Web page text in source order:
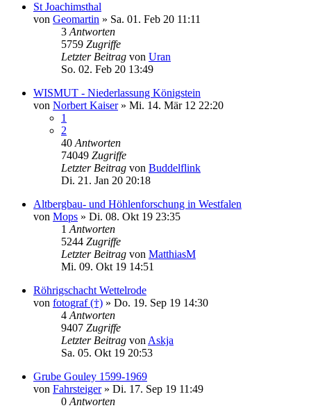
St Joachimsthal
von Geomartin » Sa. 01. Feb 20 11:11
3 Antworten
5759 Zugriffe
Letzter Beitrag von Uran
So. 02. Feb 20 13:49
WISMUT - Niederlassung Königstein
von Norbert Kaiser» Mi. 14. Mär 12 22:20
1
2
40 Antworten
74049 Zugriffe
Letzter Beitrag von Buddelflink
Di. 21. Jan 20 20:18
Altbergbau- und Höhlenforschung in Westfalen
von Mops » Di. 08. Okt 19 23:35
1 Antworten
5244 Zugriffe
Letzter Beitrag von MatthiasM
Mi. 09. Okt 19 14:51
Röhrigschacht Wettelrode
von fotograf (†) » Do. 19. Sep 19 14:30
4 Antworten
9407 Zugriffe
Letzter Beitrag von Askja
Sa. 05. Okt 19 20:53
Grube Gouley 1599-1969
von Fahrsteiger» Di. 17. Sep 19 11:49
0 Antworten